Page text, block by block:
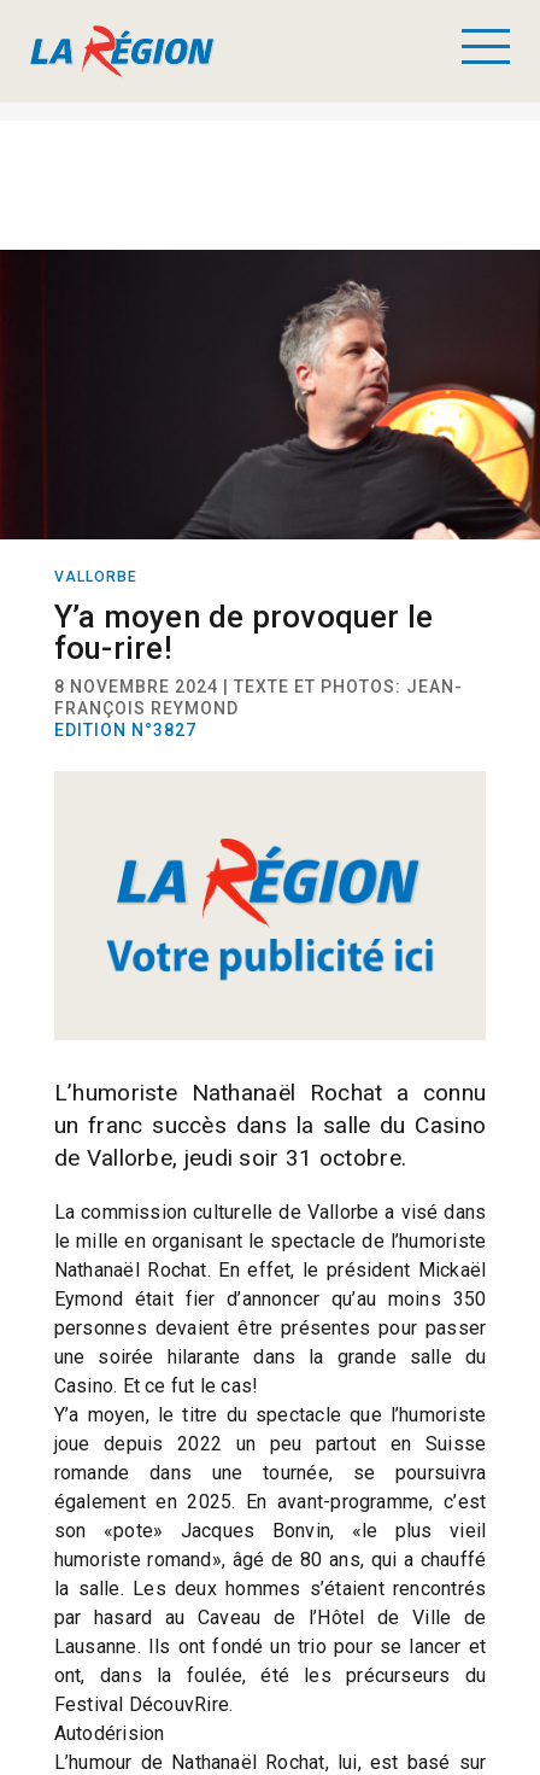
VALLORBE
Y’a moyen de provoquer le
fou-rire!
8 NOVEMBRE 2024 | TEXTE ET PHOTOS: JEAN-
FRANÇOIS REYMOND
EDITION N°3827
L’humoriste Nathanaël Rochat a connu
un franc succès dans la salle du Casino
de Vallorbe, jeudi soir 31 octobre.
La commission culturelle de Vallorbe a visé dans
le mille en organisant le spectacle de l’humoriste
Nathanaël Rochat. En effet, le président Mickaël
Eymond était fier d’annoncer qu’au moins 350
personnes devaient être présentes pour passer
une soirée hilarante dans la grande salle du
Casino. Et ce fut le cas!
Y’a moyen, le titre du spectacle que l’humoriste
joue depuis 2022 un peu partout en Suisse
romande dans une tournée, se poursuivra
également en 2025. En avant-programme, c’est
son «pote» Jacques Bonvin, «le plus vieil
humoriste romand», âgé de 80 ans, qui a chauffé
la salle. Les deux hommes s’étaient rencontrés
par hasard au Caveau de l’Hôtel de Ville de
Lausanne. Ils ont fondé un trio pour se lancer et
ont, dans la foulée, été les précurseurs du
Festival DécouvRire.
Autodérision
L’humour de Nathanaël Rochat, lui, est basé sur